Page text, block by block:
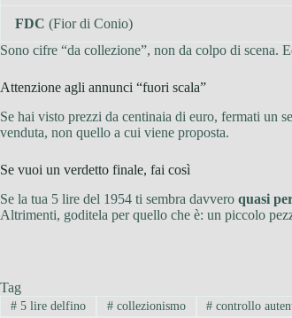
FDC (Fior di Conio)
Sono cifre “da collezione”, non da colpo di scena.
Attenzione agli annunci “fuori scala”
Se hai visto prezzi da centinaia di euro, fermati un
venduta, non quello a cui viene proposta.
Se vuoi un verdetto finale, fai così
Se la tua 5 lire del 1954 ti sembra davvero quasi
Altrimenti, goditela per quello che è: un piccolo
Tag
#5 lire delfino #collezionismo # controllo